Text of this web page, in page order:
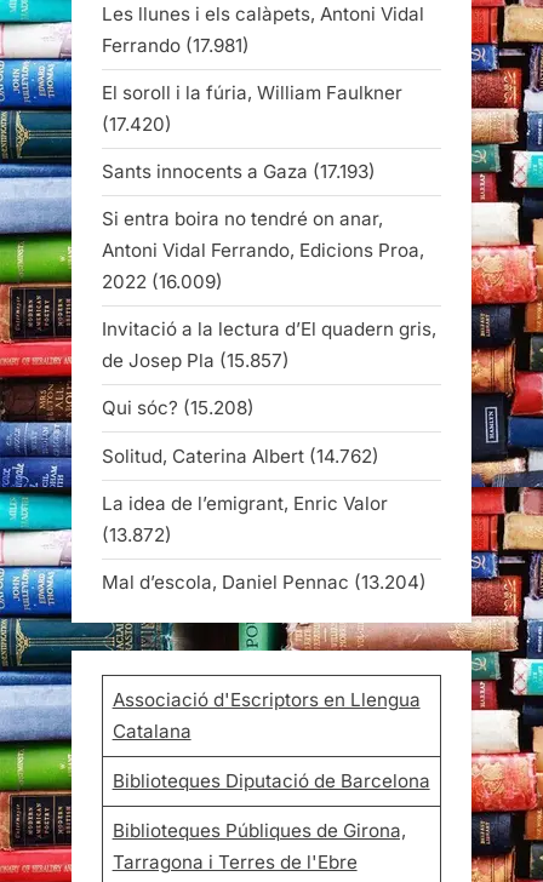
Les llunes i els calàpets, Antoni Vidal
Ferrando (17.981)
El soroll i la fúria, William Faulkner
(17.420)
Sants innocents a Gaza (17.193)
Si entra boira no tendré on anar,
Antoni Vidal Ferrando, Edicions Proa,
2022 (16.009)
Invitació a la lectura d’El quadern gris,
de Josep Pla (15.857)
Qui sóc? (15.208)
Solitud, Caterina Albert (14.762)
La idea de l’emigrant, Enric Valor
(13.872)
Mal d’escola, Daniel Pennac (13.204)
Associació d'Escriptors en Llengua
Catalana
Biblioteques Diputació de Barcelona
Biblioteques Públiques de Girona,
Tarragona i Terres de l'Ebre